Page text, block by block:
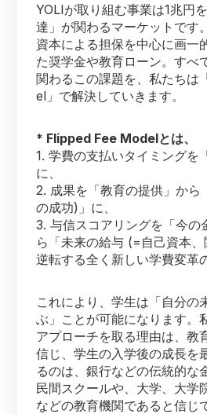
YOLIが取り組む事業は1兆円
達」が関わるマーケットです
資本による担保を中心に画一
た奨学金や教育ローン。すべ
関わるこの課題を、私たちは
el」で解決していきます。
* Flipped Fee Modelとは、
1. 学費の支払いタイミングを
に、
2. 成果を「教育の提供」から
の成功)」に、
3. 与信スコアリングを「今の
ら「未来の給与 (=自己資本、
逆転する全く新しい学費変革
これにより、学生は「自分の
ぶ」ことが可能になります。
アプローチを取る理由は、教
信じ、学生の入学後の成長を
るのは、銀行などの伝統的な
民間スクールや、大学、大学
などの教育機関であると信じ